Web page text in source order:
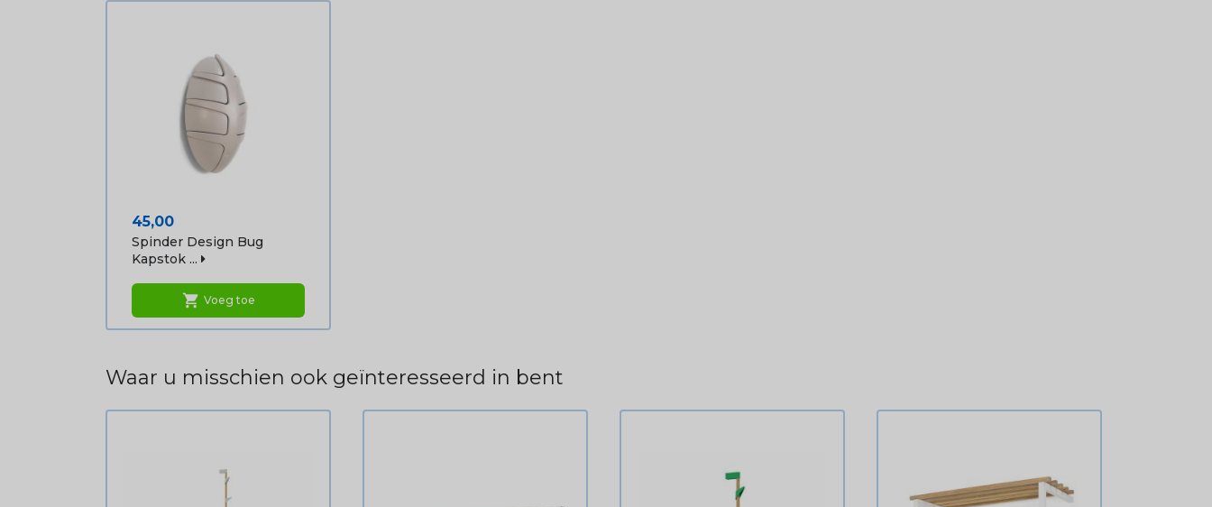
Prijs
45,00
Spinder Design Bug
Kapstok ...
shopping_cart Voeg toe
Waar u misschien ook geïnteresseerd in bent